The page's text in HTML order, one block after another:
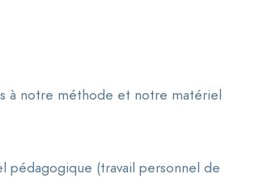
à notre méthode et notre matériel
pédagogique (travail personnel de